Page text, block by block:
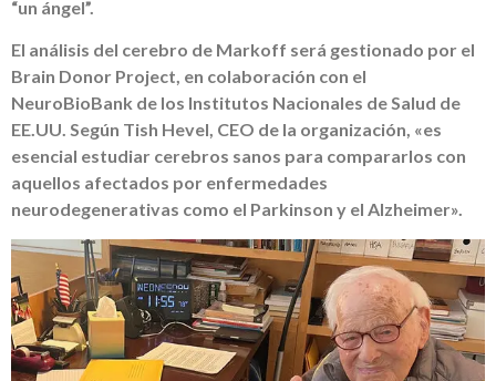
“un ángel”.
El análisis del cerebro de Markoff será gestionado por el
Brain Donor Project, en colaboración con el
NeuroBioBank de los Institutos Nacionales de Salud de
EE.UU. Según Tish Hevel, CEO de la organización, «es
esencial estudiar cerebros sanos para compararlos con
aquellos afectados por enfermedades
neurodegenerativas como el Parkinson y el Alzheimer».